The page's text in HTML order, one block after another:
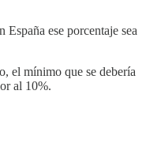
España ese porcentaje sea
el mínimo que se debería
al 10%.